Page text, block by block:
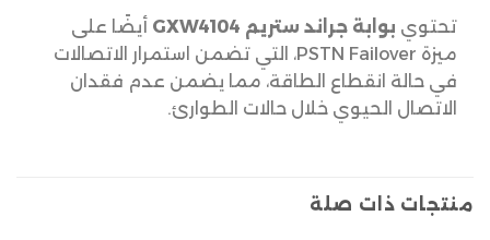
تحتوي بوابة جراند ستريم GXW4104
أيضًا على
ميزة PSTN Failover، التي تضمن استمرار الاتصالات
في حالة انقطاع الطاقة، مما يضمن عدم فقدان
الاتصال الحيوي خلال حالات الطوارئ.
منتجات ذات صلة